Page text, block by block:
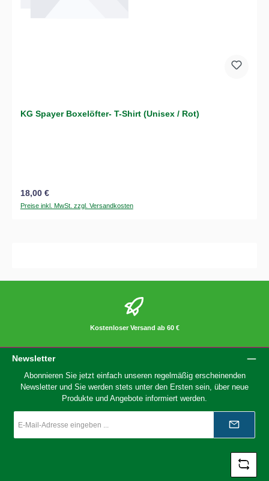
KG Spayer Boxelöfter- T-Shirt (Unisex / Rot)
Regulärer Preis:
18,00 €
Preise inkl. MwSt. zzgl. Versandkosten
Kostenloser Versand ab 60 €
Newsletter
Abonnieren Sie jetzt einfach unseren regelmäßig erscheinenden
Newsletter und Sie werden stets unter den Ersten sein, über neue
Produkte und Angebote informiert werden.
Mail-
*